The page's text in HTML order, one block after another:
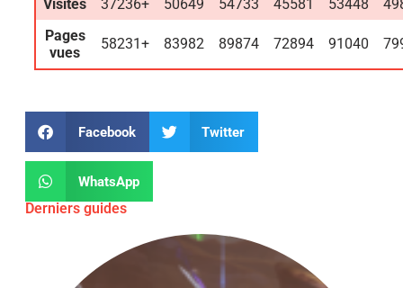
Visites
37236+ 50649 54733 45581 53448
Pages
vues
58231+ 83982 89874 72894 91040
Facebook Twitter
WhatsApp
Derniers guides